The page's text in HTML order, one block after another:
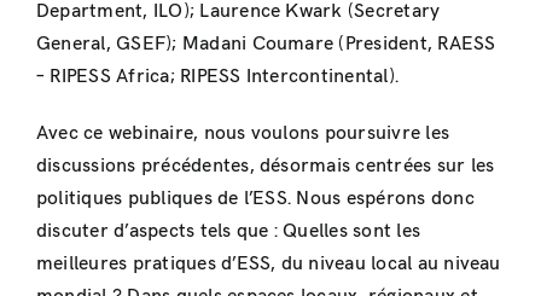
Department, ILO); Laurence Kwark (Secretary
General, GSEF); Madani Coumare (President, RAESS
– RIPESS Africa; RIPESS Intercontinental).
Avec ce webinaire, nous voulons poursuivre les
discussions précédentes, désormais centrées sur les
politiques publiques de l’ESS. Nous espérons donc
discuter d’aspects tels que : Quelles sont les
meilleures pratiques d’ESS, du niveau local au niveau